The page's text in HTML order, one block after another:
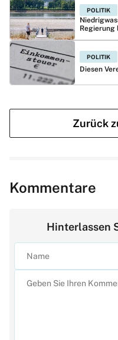
POLITIK
Regierung
POLITIK
Diesen
Zurück
Kommentare
Hinterlassen